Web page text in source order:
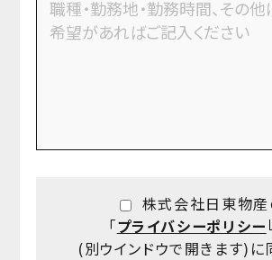
株式会社日東物産
「プライバシーポリシー
(別ウインドウで開きます)に